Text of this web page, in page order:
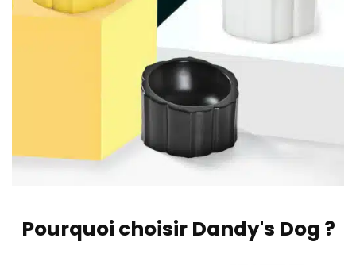
Pourquoi choisir Dandy's Dog ?